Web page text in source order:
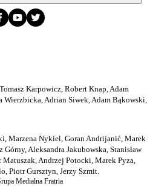
Karpowicz, Robert Knap, Adam
Adrian Siwek, Adam Bąkowski,
Marzena Nykiel, Goran Andrijanić, Marek
Aleksandra Jakubowska, Stanisław
Andrzej Potocki, Marek Pyza,
Piotr Gursztyn, Jerzy Szmit.
Medialna Fratria